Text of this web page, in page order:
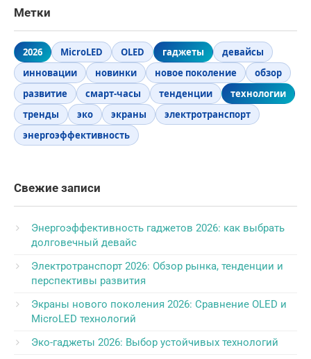
Метки
2026 MicroLED OLED гаджеты
девайсы
инновации
новинки новое поколение
обзор
развитие
смарт-часы тенденции
технологии
тренды
эко экраны
электротранспорт
энергоэффективность
Свежие записи
Энергоэффективность гаджетов 2026: как выбрать
долговечный девайс
Электротранспорт 2026: Обзор рынка, тенденции и
перспективы развития
Экраны нового поколения 2026: Сравнение OLED и
MicroLED технологий
Эко-гаджеты 2026: Выбор устойчивых технологий